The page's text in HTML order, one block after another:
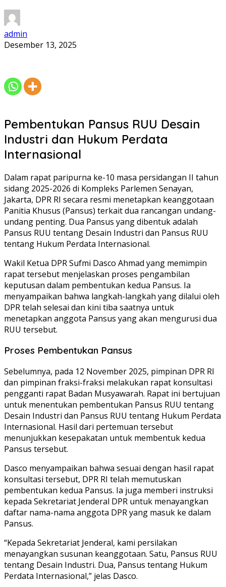
admin
Desember 13, 2025
Pembentukan Pansus RUU Desain
Industri dan Hukum Perdata
Internasional
Dalam rapat paripurna ke-10 masa persidangan II tahun
sidang 2025-2026 di Kompleks Parlemen Senayan,
Jakarta, DPR RI secara resmi menetapkan keanggotaan
Panitia Khusus (Pansus) terkait dua rancangan undang-
undang penting. Dua Pansus yang dibentuk adalah
Pansus RUU tentang Desain Industri dan Pansus RUU
tentang Hukum Perdata Internasional.
Wakil Ketua DPR Sufmi Dasco Ahmad yang memimpin
rapat tersebut menjelaskan proses pengambilan
keputusan dalam pembentukan kedua Pansus. Ia
menyampaikan bahwa langkah-langkah yang dilalui oleh
DPR telah selesai dan kini tiba saatnya untuk
menetapkan anggota Pansus yang akan mengurusi dua
RUU tersebut.
Proses Pembentukan Pansus
Sebelumnya, pada 12 November 2025, pimpinan DPR RI
dan pimpinan fraksi-fraksi melakukan rapat konsultasi
pengganti rapat Badan Musyawarah. Rapat ini bertujuan
untuk menentukan pembentukan Pansus RUU tentang
Desain Industri dan Pansus RUU tentang Hukum Perdata
Internasional. Hasil dari pertemuan tersebut
menunjukkan kesepakatan untuk membentuk kedua
Pansus tersebut.
Dasco menyampaikan bahwa sesuai dengan hasil rapat
konsultasi tersebut, DPR RI telah memutuskan
pembentukan kedua Pansus. Ia juga memberi instruksi
kepada Sekretariat Jenderal DPR untuk menayangkan
daftar nama-nama anggota DPR yang masuk ke dalam
Pansus.
“Kepada Sekretariat Jenderal, kami persilakan
menayangkan susunan keanggotaan. Satu, Pansus RUU
tentang Desain Industri. Dua, Pansus tentang Hukum
Perdata Internasional,” jelas Dasco.